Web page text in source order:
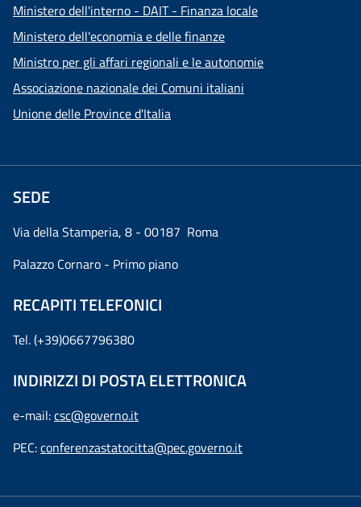
Ministero dell'interno - DAIT - Finanza locale
Ministero dell'economia e delle finanze
Ministro per gli affari regionali e le autonomie
Associazione nazionale dei Comuni italiani
Unione delle Province d'Italia
SEDE
Via della Stamperia, 8 - 00187 Roma
Palazzo Cornaro - Primo piano
RECAPITI TELEFONICI
Tel. (+39)0667796380
INDIRIZZI DI POSTA ELETTRONICA
e-mail:csc@governo.it
PEC:conferenzastatocitta@pec.governo.it